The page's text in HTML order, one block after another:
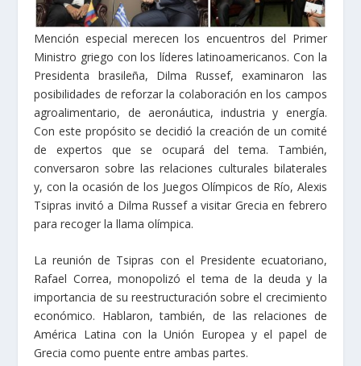
Mención especial merecen los encuentros del Primer
Ministro griego con los líderes latinoamericanos. Con la
Presidenta brasileña, Dilma Russef, examinaron las
posibilidades de reforzar la colaboración en los campos
agroalimentario, de aeronáutica, industria y energía.
Con este propósito se decidió la creación de un comité
de expertos que se ocupará del tema. También,
conversaron sobre las relaciones culturales bilaterales
y, con la ocasión de los Juegos Olímpicos de Río, Alexis
Tsipras invitó a Dilma Russef a visitar Grecia en febrero
para recoger la llama olímpica.
La reunión de Tsipras con el Presidente ecuatoriano,
Rafael Correa, monopolizó el tema de la deuda y la
importancia de su reestructuración sobre el crecimiento
económico. Hablaron, también, de las relaciones de
América Latina con la Unión Europea y el papel de
Grecia como puente entre ambas partes.